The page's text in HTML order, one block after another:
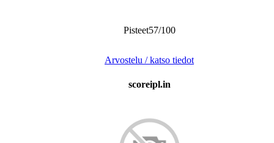
Pisteet57/100
Arvostelu / katso tiedot
scoreipl.in